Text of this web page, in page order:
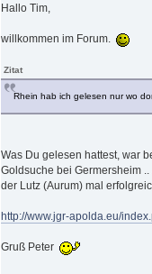
Hallo Tim,
willkommen im Forum.
Zitat
Rhein hab ich gelesen nur wo
Was Du gelesen hattest, war
Goldsuche bei Germersheim
der Lutz (Aurum) mal
http://www.jgr-apolda.eu/
Gruß Peter